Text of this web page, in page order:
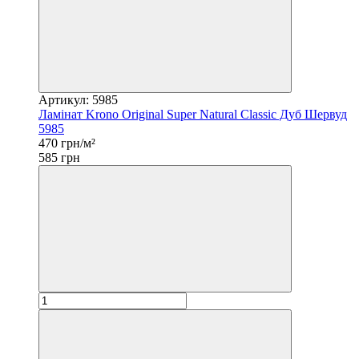
Артикул: 5985
Ламінат Krono Original Super Natural Classic Дуб Шервуд
5985
470 грн/м²
585 грн